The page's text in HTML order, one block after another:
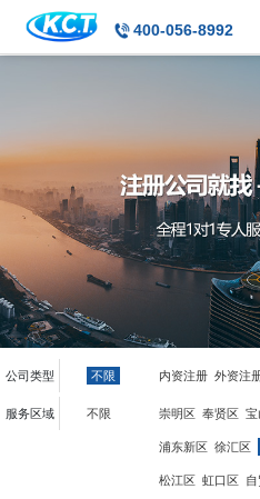
400-056-8992
公司类型 不限 内资注册 外资注
服务区域 不限 崇明区 奉贤区 宝
浦东新区 徐汇区
松江区 虹口区